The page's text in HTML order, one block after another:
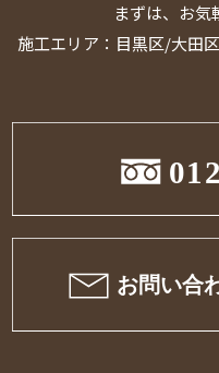
まずは、お気
施工エリア：目黒区/大田